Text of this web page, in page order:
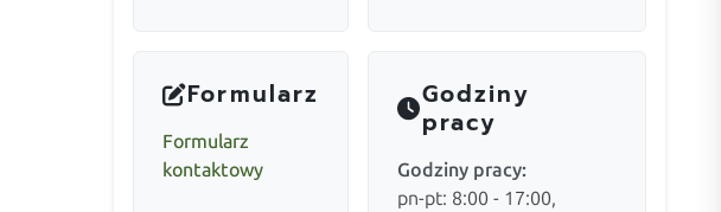
Formularz
Formularz
kontaktowy
Godziny
pracy
Godziny pracy:
pn-pt: 8:00 - 17:00,